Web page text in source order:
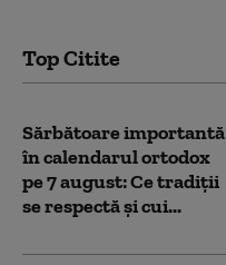
Top Citite
Sărbătoare importantă
în calendarul ortodox
pe 7 august: Ce tradiții
se respectă și cui...